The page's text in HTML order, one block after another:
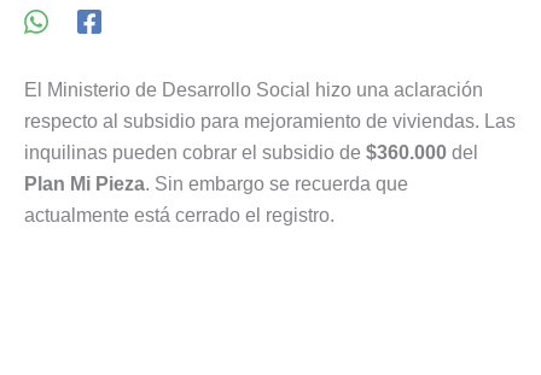
El Ministerio de Desarrollo Social hizo una aclaración
respecto al subsidio para mejoramiento de viviendas. Las
inquilinas pueden cobrar el subsidio de $360.000 del
Plan Mi Pieza. Sin embargo se recuerda que
actualmente está cerrado el registro.